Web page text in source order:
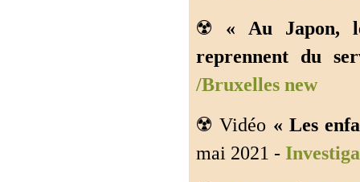
☢️ « Au Japon,
reprennent du
/Bruxelles new
☢️ Vidéo « Les
mai 2021 -